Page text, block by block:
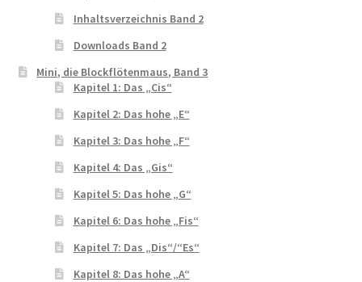
Inhaltsverzeichnis Band 2
Downloads Band 2
Mini, die Blockflötenmaus, Band 3
Kapitel 1: Das „Cis“
Kapitel 2: Das hohe „E“
Kapitel 3: Das hohe „F“
Kapitel 4: Das „Gis“
Kapitel 5: Das hohe „G“
Kapitel 6: Das hohe „Fis“
Kapitel 7: Das „Dis“/“Es“
Kapitel 8: Das hohe „A“